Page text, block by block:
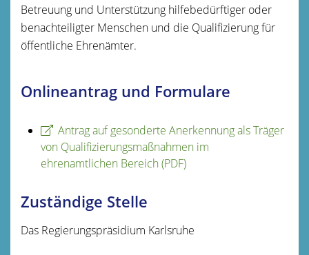
Betreuung und Unterstützung hilfebedürftiger oder
benachteiligter Menschen und die Qualifizierung für
öffentliche Ehrenämter.
Onlineantrag und Formulare
Antrag auf gesonderte Anerkennung als Träger
von Qualifizierungsmaßnahmen im
ehrenamtlichen Bereich (PDF)
Zuständige Stelle
Das Regierungspräsidium Karlsruhe